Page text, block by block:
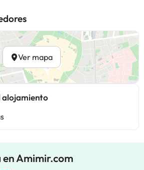
Ver mapa
alojamiento
en Amimir.com